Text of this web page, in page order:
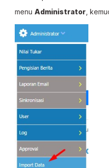
menu Administrator ,